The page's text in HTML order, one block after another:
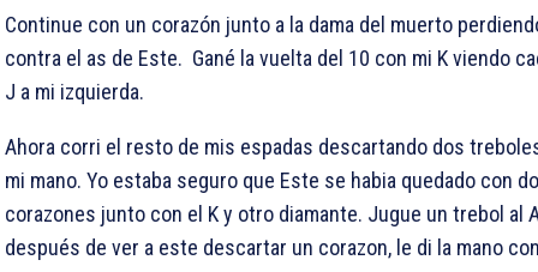
Continue con un corazón junto a la dama del muerto
contra el as de Este. Gané la vuelta del 10 con mi K viendo
J a mi izquierda.
Ahora corri el resto de mis espadas descartando dos
mi mano. Yo estaba seguro que Este se habia quedado con
corazones junto con el K y otro diamante. Jugue un trebol al
después de ver a este descartar un corazon, le di la mano